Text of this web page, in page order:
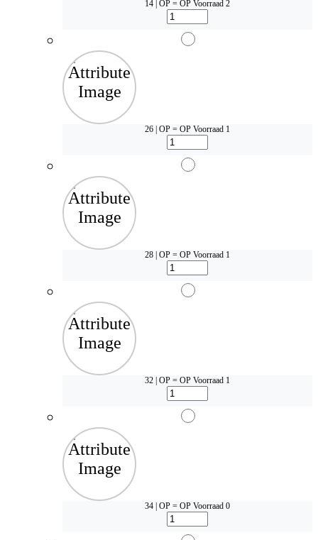
14 | OP = OP Voorraad 2
26 | OP = OP Voorraad 1
28 | OP = OP Voorraad 1
32 | OP = OP Voorraad 1
34 | OP = OP Voorraad 0